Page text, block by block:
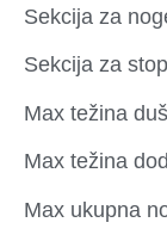
Sekcija za
Sekcija za
Max težina
Max težina
Max ukupna